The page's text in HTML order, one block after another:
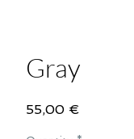
Gray
55,00 €